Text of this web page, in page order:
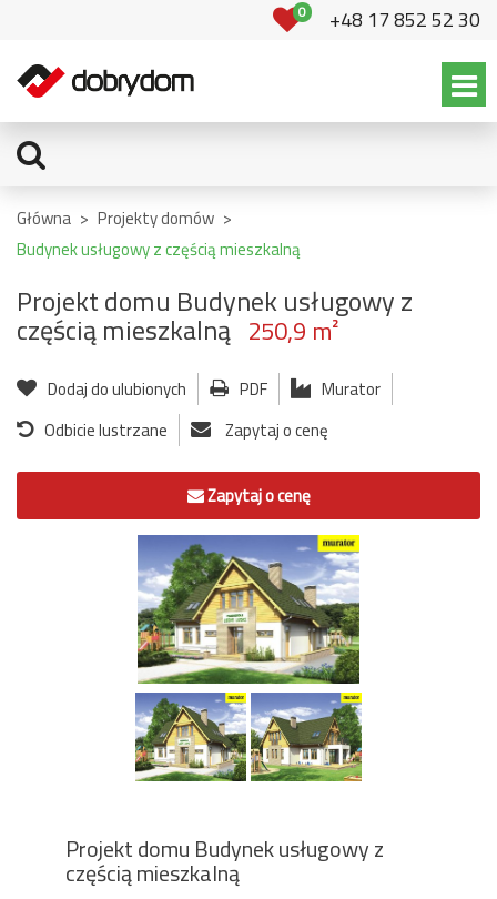
0 +48 17 852 52 30
Główna > Projekty domów >
Budynek usługowy z częścią mieszkalną
Projekt domu Budynek usługowy z
częścią mieszkalną 250,9 m²
Dodaj do ulubionych PDF
Murator
Odbicie lustrzane
Zapytaj o cenę
Zapytaj o cenę
Projekt domu Budynek usługowy z
częścią mieszkalną